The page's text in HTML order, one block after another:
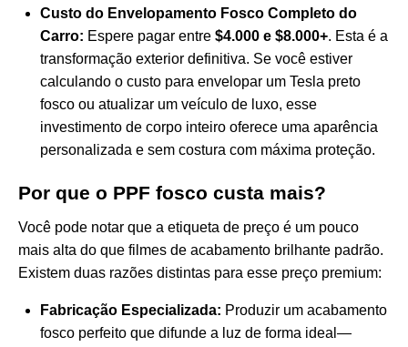
Custo do Envelopamento Fosco Completo do
Carro: Espere pagar entre $4.000 e $8.000+. Esta é a
transformação exterior definitiva. Se você estiver
calculando o custo para envelopar um Tesla preto
fosco ou atualizar um veículo de luxo, esse
investimento de corpo inteiro oferece uma aparência
personalizada e sem costura com máxima proteção.
Por que o PPF fosco custa mais?
Você pode notar que a etiqueta de preço é um pouco
mais alta do que filmes de acabamento brilhante padrão.
Existem duas razões distintas para esse preço premium:
Fabricação Especializada: Produzir um acabamento
fosco perfeito que difunde a luz de forma ideal—